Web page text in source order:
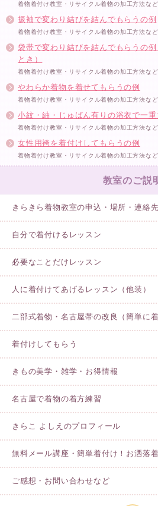
着物着付け教室・リサイクル着物の加工方法など
振袖で変わり結びを結んでもらうの例
着物着付け教室・リサイクル着物の加工方法な
袋帯で変わり結びを結んでもらうの
とき）
着物着付け教室・リサイクル着物の加工方法など
やわらか着物を着せてもらうの例
着物着付け教室・リサイクル着物の加工方法など
小紋・紬・じゅばん有りの浴衣で一
着物着付け教室・リサイクル着物の加工方法など
女性用袴を着付けしてもらうの例
着物着付け教室・リサイクル着物の加工方法な
教室のご説
きらきら着物教室の申込・場所・連絡先
自分で着付けるレッスン
必要なことだけレッスン
人に着付けてあげるレッスン（他装）
二部式着物・名古屋帯の改良（簡単に着
着付けしてもらう
きもの美学・雑学・お得情報
名古屋で着物の着方練習
きらこ よしえのプロフィール
無料メール講座・簡単着付け！お洒落
ご感想・お問い合わせなど